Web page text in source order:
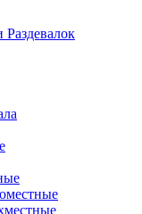
Раздевалок